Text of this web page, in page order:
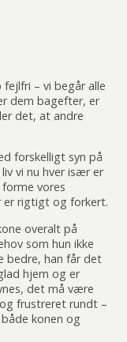
– vi begår alle
dem bagefter, er
det, at andre
forskelligt syn på
vi nu hver især er
vores
er rigtigt og forkert.
overalt på
som hun ikke
bedre, han får det
hjem og er
det må være
frustreret rundt –
konen og